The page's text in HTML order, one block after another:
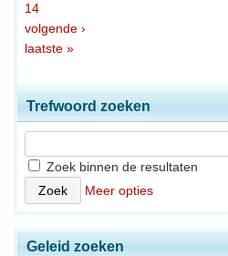
14
volgende ›
laatste »
Trefwoord zoeken
Zoek binnen de resultaten
Meer opties
Geleid zoeken